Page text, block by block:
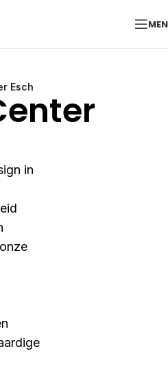
Esch
in